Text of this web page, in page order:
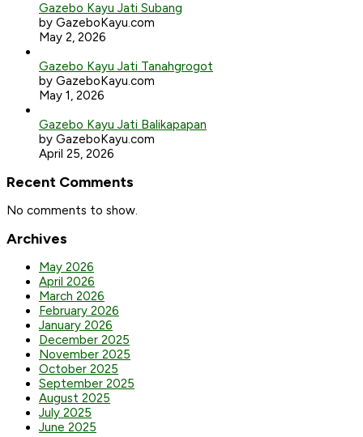
Gazebo Kayu Jati Subang
by GazeboKayu.com
May 2, 2026
Gazebo Kayu Jati Tanahgrogot
by GazeboKayu.com
May 1, 2026
Gazebo Kayu Jati Balikapapan
by GazeboKayu.com
April 25, 2026
Recent Comments
No comments to show.
Archives
May 2026
April 2026
March 2026
February 2026
January 2026
December 2025
November 2025
October 2025
September 2025
August 2025
July 2025
June 2025